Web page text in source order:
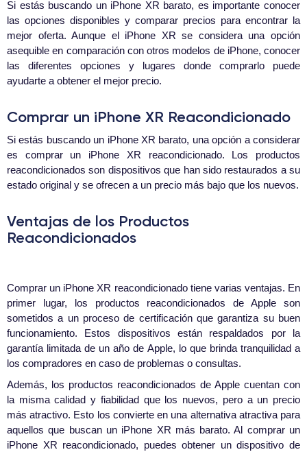
Si estás buscando un iPhone XR barato, es importante conocer
las opciones disponibles y comparar precios para encontrar la
mejor oferta. Aunque el iPhone XR se considera una opción
asequible en comparación con otros modelos de iPhone, conocer
las diferentes opciones y lugares donde comprarlo puede
ayudarte a obtener el mejor precio.
Comprar un iPhone XR Reacondicionado
Si estás buscando un iPhone XR barato, una opción a considerar
es comprar un iPhone XR reacondicionado. Los productos
reacondicionados son dispositivos que han sido restaurados a su
estado original y se ofrecen a un precio más bajo que los nuevos.
Ventajas de los Productos
Reacondicionados
Comprar un iPhone XR reacondicionado tiene varias ventajas. En
primer lugar, los productos reacondicionados de Apple son
sometidos a un proceso de certificación que garantiza su buen
funcionamiento. Estos dispositivos están respaldados por la
garantía limitada de un año de Apple, lo que brinda tranquilidad a
los compradores en caso de problemas o consultas.
Además, los productos reacondicionados de Apple cuentan con
la misma calidad y fiabilidad que los nuevos, pero a un precio
más atractivo. Esto los convierte en una alternativa atractiva para
aquellos que buscan un iPhone XR más barato. Al comprar un
iPhone XR reacondicionado, puedes obtener un dispositivo de